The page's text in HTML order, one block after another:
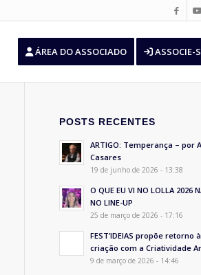
ÁREA DO ASSOCIADO ASSOCIE-
POSTS RECENTES
ARTIGO: Temperança – por
Casares
19 de junho de 2026 - 13:38
O QUE EU VI NO LOLLA 2026
NO LINE-UP
25 de março de 2026 - 17:16
FEST’IDEIAS propõe retorno
criação com a Criatividade
9 de março de 2026 - 14:46